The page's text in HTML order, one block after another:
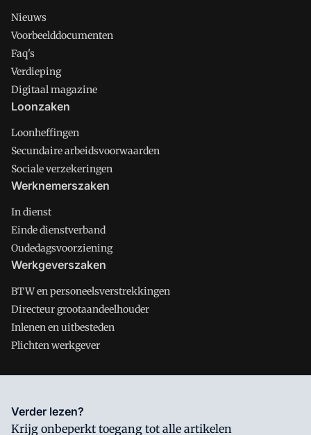
Nieuws
Voorbeelddocumenten
Faq's
Verdieping
Digitaal magazine
Loonzaken
Loonheffingen
Secundaire arbeidsvoorwaarden
Sociale verzekeringen
Werknemerszaken
In dienst
Einde dienstverband
Oudedagsvoorziening
Werkgeverszaken
BTW en personeelsverstrekkingen
Directeur grootaandeelhouder
Inlenen en uitbesteden
Plichten werkgever
Salarisnet is onderdeel van VMN media. Lees in
waar VMN media voor staat. Op gebruik van deze site zijn de
Verder lezen?
Krijg onbeperkt toegang tot alle artikelen